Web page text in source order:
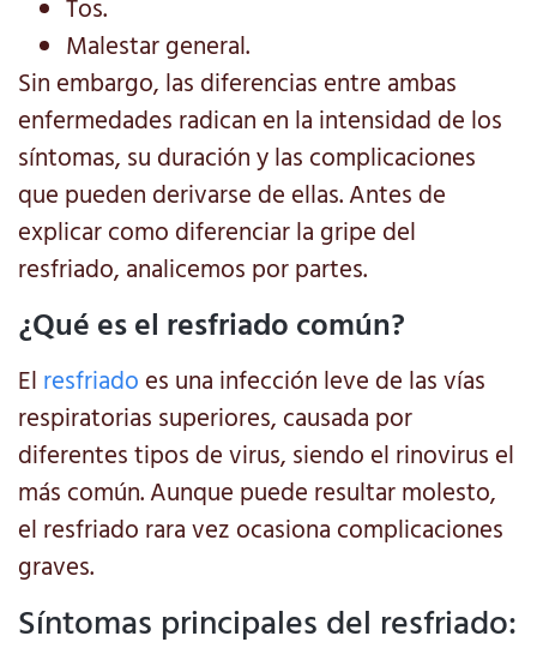
Tos.
Malestar general.
Sin embargo, las diferencias entre ambas
enfermedades radican en la intensidad de los
síntomas, su duración y las complicaciones
que pueden derivarse de ellas. Antes de
explicar como diferenciar la gripe del
resfriado, analicemos por partes.
¿Qué es el resfriado común?
El resfriado es una infección leve de las vías
respiratorias superiores, causada por
diferentes tipos de virus, siendo el rinovirus el
más común. Aunque puede resultar molesto,
el resfriado rara vez ocasiona complicaciones
graves.
Síntomas principales del resfriado: